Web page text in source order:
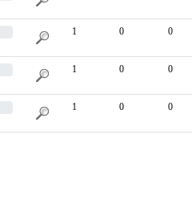
1 0 0
1 0 0
1 0 0